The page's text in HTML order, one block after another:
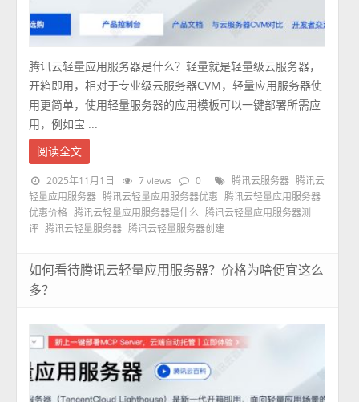
腾讯云轻量应用服务器是什么？轻量就是轻量级云服务器，
开箱即用，相对于专业级云服务器CVM，轻量应用服务器使
用更简单，使用轻量服务器的应用模板可以一键部署所需应
用，例如宝 ...
阅读全文
2025年11月1日 7 views 0 腾讯云服务器
腾讯云
轻量应用服务器 腾讯云轻量应用服务器优惠
腾讯云轻量应用服务器
优惠价格 腾讯云轻量应用服务器是什么
腾讯云轻量应用服务器测
评 腾讯云轻量服务器 腾讯云轻量服务器创建
如何看待腾讯云轻量应用服务器？价格为啥便宜这么
多？